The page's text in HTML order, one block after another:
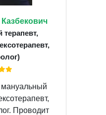
мануальный
Проводит